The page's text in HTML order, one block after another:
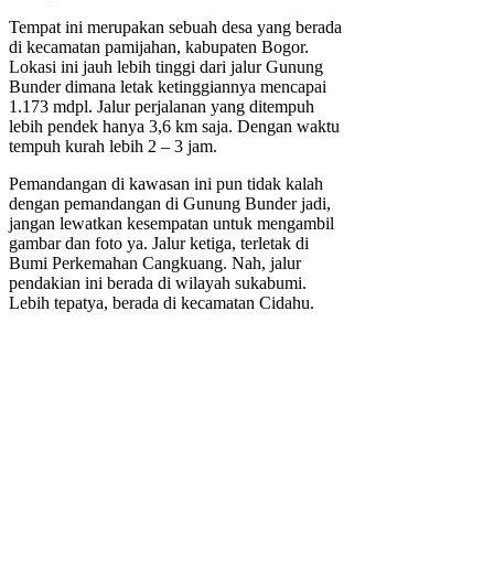
Tempat ini merupakan sebuah desa yang berada
di kecamatan pamijahan, kabupaten Bogor.
Lokasi ini jauh lebih tinggi dari jalur Gunung
Bunder dimana letak ketinggiannya mencapai
1.173 mdpl. Jalur perjalanan yang ditempuh
lebih pendek hanya 3,6 km saja. Dengan waktu
tempuh kurah lebih 2 – 3 jam.
Pemandangan di kawasan ini pun tidak kalah
dengan pemandangan di Gunung Bunder jadi,
jangan lewatkan kesempatan untuk mengambil
gambar dan foto ya. Jalur ketiga, terletak di
Bumi Perkemahan Cangkuang. Nah, jalur
pendakian ini berada di wilayah sukabumi.
Lebih tepatya, berada di kecamatan Cidahu.